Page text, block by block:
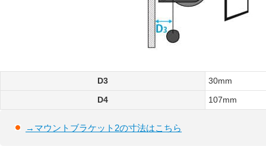
D3
30mm
D4
107mm
→マウントブラケット2の寸法はこちら